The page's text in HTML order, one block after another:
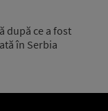
după ce a fost
în Serbia